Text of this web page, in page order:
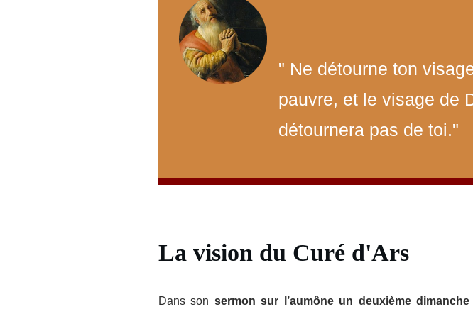
" Ne détourne ton
pauvre, et le visage de
détournera pas de toi."
La vision du Curé d'Ars
Dans son sermon sur l’aumône un deuxième